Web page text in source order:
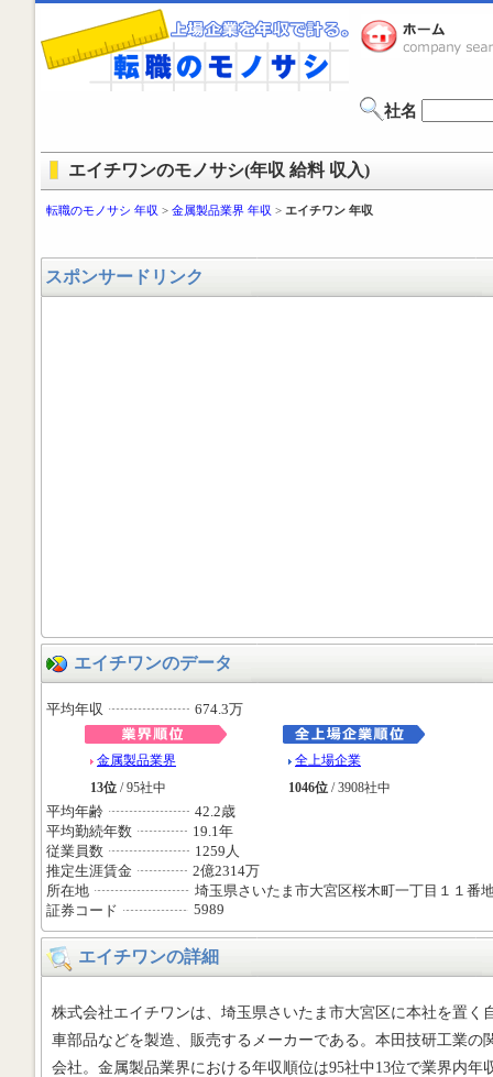
社名
エイチワンのモノサシ(年収 給料 収入)
転職のモノサシ 年収 > 金属製品業界 年収 > エイチワン 年収
スポンサードリンク
エイチワンのデータ
平均年収 674.3万
金属製品業界
13位 / 95社中
全上場企業
1046位 / 3908社中
平均年齢
42.2歳
平均勤続年数
19.1年
従業員数
1259人
推定生涯賃金
2億2314万
所在地
埼玉県さいたま市大宮区桜木町一丁目１１番
証券コード
5989
エイチワンの詳細
株式会社エイチワンは、埼玉県さいたま市大宮区に本社を置く
車部品などを製造、販売するメーカーである。本田技研工業の
会社。金属製品業界における年収順位は95社中13位で業界内年